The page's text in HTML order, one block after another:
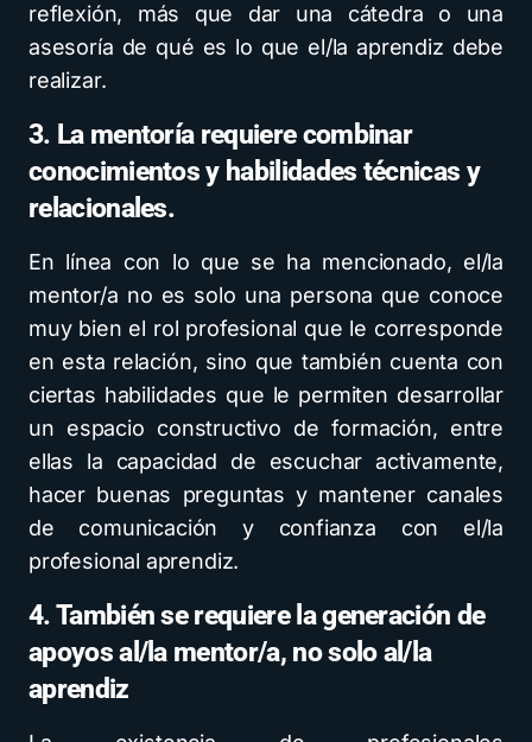
reflexión, más que dar una cátedra o una
asesoría de qué es lo que el/la aprendiz debe
realizar.
3. La mentoría requiere combinar
conocimientos y habilidades técnicas y
relacionales.
En línea con lo que se ha mencionado, el/la
mentor/a no es solo una persona que conoce
muy bien el rol profesional que le corresponde
en esta relación, sino que también cuenta con
ciertas habilidades que le permiten desarrollar
un espacio constructivo de formación, entre
ellas la capacidad de escuchar activamente,
hacer buenas preguntas y mantener canales
de comunicación y confianza con el/la
profesional aprendiz.
4. También se requiere la generación de
apoyos al/la mentor/a, no solo al/la
aprendiz